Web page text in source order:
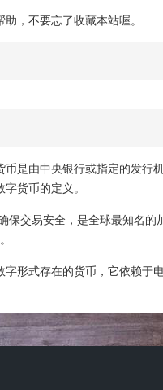
，不要忘了收藏本站喔。
是由中央银行或指定的发
货币的定义。
交易安全，是全球最知名
形式存在的货币，它依赖